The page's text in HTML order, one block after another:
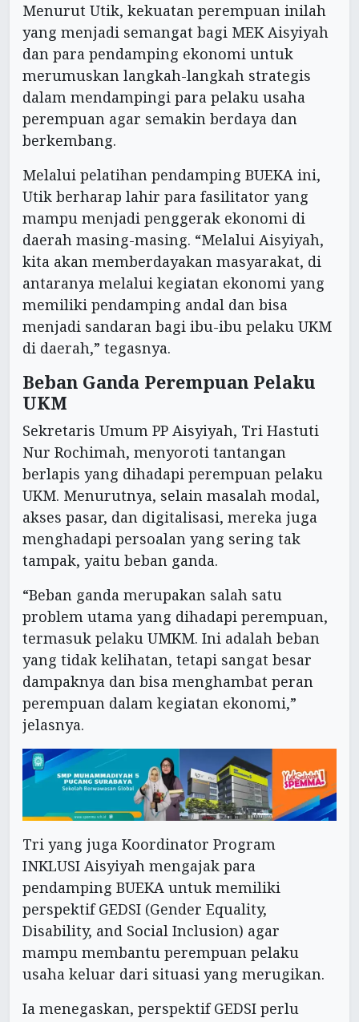
Menurut Utik, kekuatan perempuan inilah
yang menjadi semangat bagi MEK Aisyiyah
dan para pendamping ekonomi untuk
merumuskan langkah-langkah strategis
dalam mendampingi para pelaku usaha
perempuan agar semakin berdaya dan
berkembang.
Melalui pelatihan pendamping BUEKA ini,
Utik berharap lahir para fasilitator yang
mampu menjadi penggerak ekonomi di
daerah masing-masing. “Melalui Aisyiyah,
kita akan memberdayakan masyarakat, di
antaranya melalui kegiatan ekonomi yang
memiliki pendamping andal dan bisa
menjadi sandaran bagi ibu-ibu pelaku UKM
di daerah,” tegasnya.
Beban Ganda Perempuan Pelaku
UKM
Sekretaris Umum PP Aisyiyah, Tri Hastuti
Nur Rochimah, menyoroti tantangan
berlapis yang dihadapi perempuan pelaku
UKM. Menurutnya, selain masalah modal,
akses pasar, dan digitalisasi, mereka juga
menghadapi persoalan yang sering tak
tampak, yaitu beban ganda.
“Beban ganda merupakan salah satu
problem utama yang dihadapi perempuan,
termasuk pelaku UMKM. Ini adalah beban
yang tidak kelihatan, tetapi sangat besar
dampaknya dan bisa menghambat peran
perempuan dalam kegiatan ekonomi,”
jelasnya.
Tri yang juga Koordinator Program
INKLUSI Aisyiyah mengajak para
pendamping BUEKA untuk memiliki
perspektif GEDSI (Gender Equality,
Disability, and Social Inclusion) agar
mampu membantu perempuan pelaku
usaha keluar dari situasi yang merugikan.
Ia menegaskan, perspektif GEDSI perlu